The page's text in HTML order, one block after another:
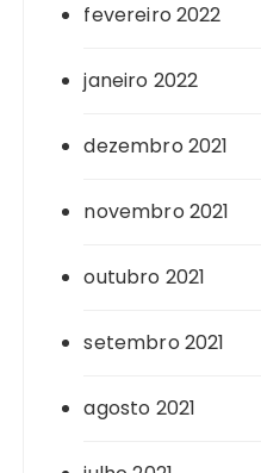
fevereiro 2022
janeiro 2022
dezembro 2021
novembro 2021
outubro 2021
setembro 2021
agosto 2021